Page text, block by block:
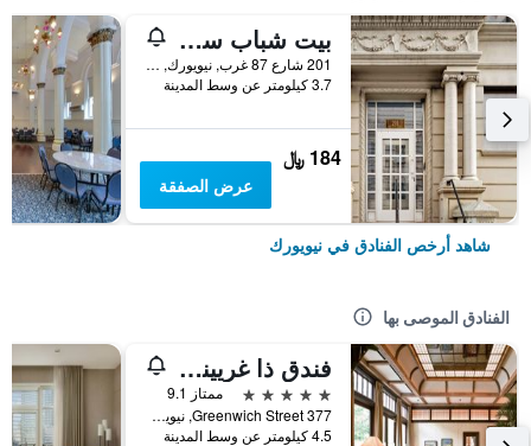
بيت شباب سنترال بارك ويست
201 شارع 87 غرب, نيويورك, NY, الولايات المتحدة الأميريكية
3.7 كيلومتر عن وسط المدينة
184 ﷼
عرض الصفقة
شاهد أرخص الفنادق في نيويورك
الفنادق الموصى بها
فندق ذا غريينيتش
5 نجوم
ممتاز 9.1
377 Greenwich Street, نيويورك, NY, الولايات المتحدة الأميريكية
4.5 كيلومتر عن وسط المدينة